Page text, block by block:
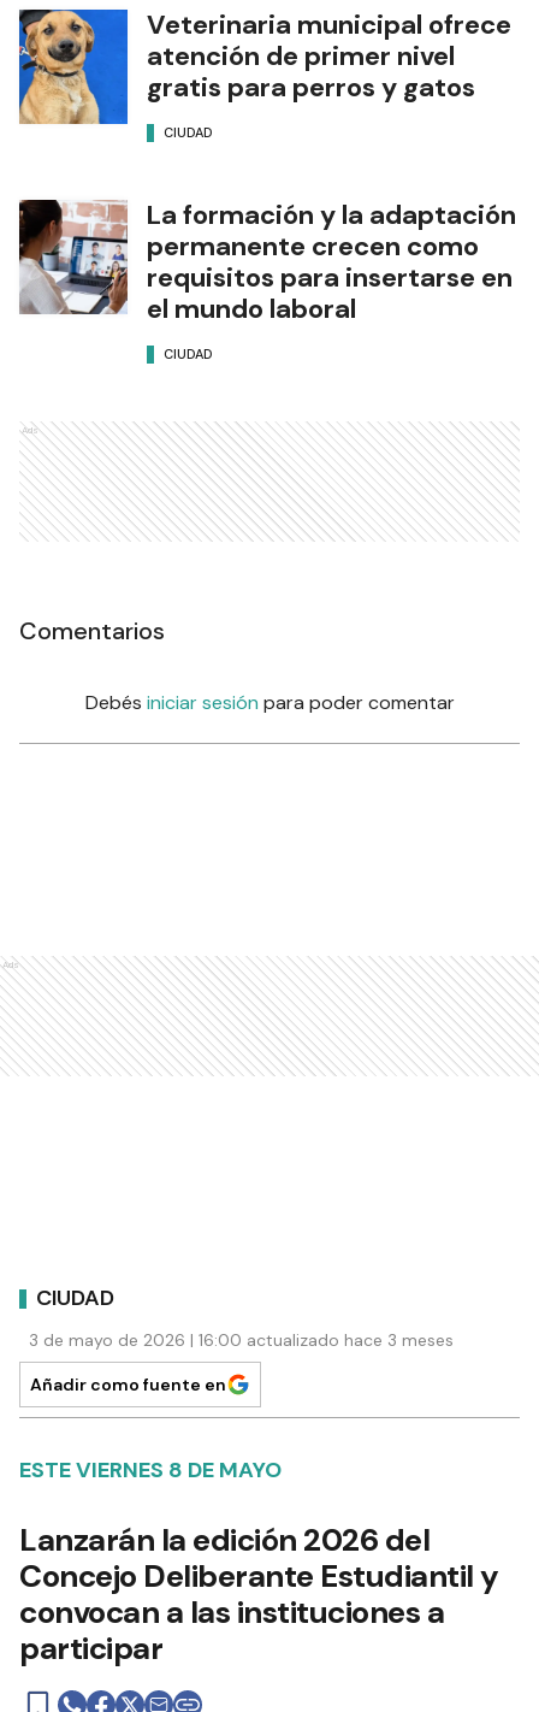
Veterinaria municipal ofrece
atención de primer nivel
gratis para perros y gatos
CIUDAD
La formación y la adaptación
permanente crecen como
requisitos para insertarse en
el mundo laboral
CIUDAD
Ads
Comentarios
Debés iniciar sesión para poder comentar
Ads
CIUDAD
3 de mayo de 2026 | 16:00 actualizado hace 3 meses
Añadir como fuente en
ESTE VIERNES 8 DE MAYO
Lanzarán la edición 2026 del
Concejo Deliberante Estudiantil y
convocan a las instituciones a
participar